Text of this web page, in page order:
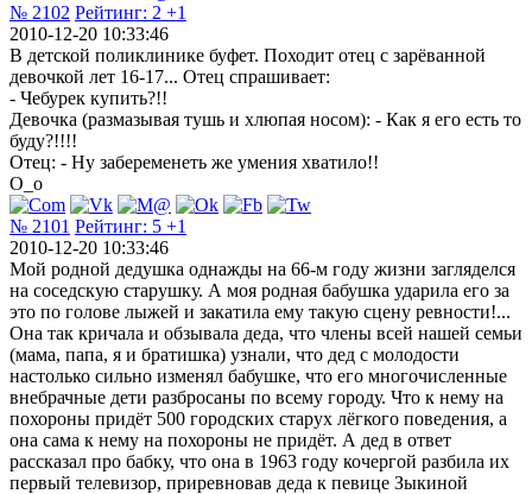
№ 2102 Рейтинг: 2 +1
2010-12-20 10:33:46
В детской поликлинике буфет. Походит отец с зарёванной
девочкой лет 16-17... Отец спрашивает:
- Чебурек купить?!!
Девочка (размазывая тушь и хлюпая носом): - Как я его есть то
буду?!!!!
Отец: - Ну забеременеть же умения хватило!!
О_о
№ 2101 Рейтинг: 5 +1
2010-12-20 10:33:46
Мой родной дедушка однажды на 66-м году жизни загляделся
на соседскую старушку. А моя родная бабушка ударила его за
это по голове лыжей и закатила ему такую сцену ревности!...
Она так кричала и обзывала деда, что члены всей нашей семьи
(мама, папа, я и братишка) узнали, что дед с молодости
настолько сильно изменял бабушке, что его многочисленные
внебрачные дети разбросаны по всему городу. Что к нему на
похороны придёт 500 городских старух лёгкого поведения, а
она сама к нему на похороны не придёт. А дед в ответ
рассказал про бабку, что она в 1963 году кочергой разбила их
первый телевизор, приревновав деда к певице Зыкиной